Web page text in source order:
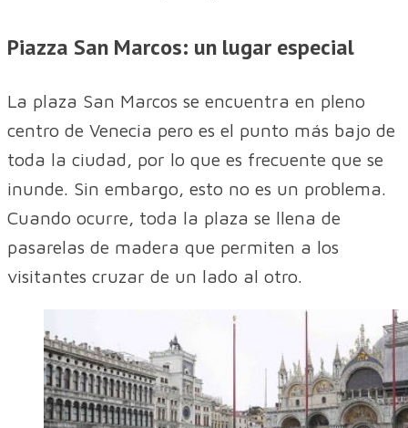
Piazza San Marcos: un lugar especial
La plaza San Marcos se encuentra en pleno
centro de Venecia pero es el punto más bajo de
toda la ciudad, por lo que es frecuente que se
inunde. Sin embargo, esto no es un problema.
Cuando ocurre, toda la plaza se llena de
pasarelas de madera que permiten a los
visitantes cruzar de un lado al otro.